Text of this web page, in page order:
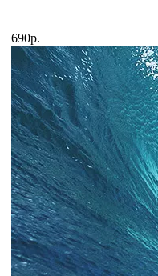
690р.